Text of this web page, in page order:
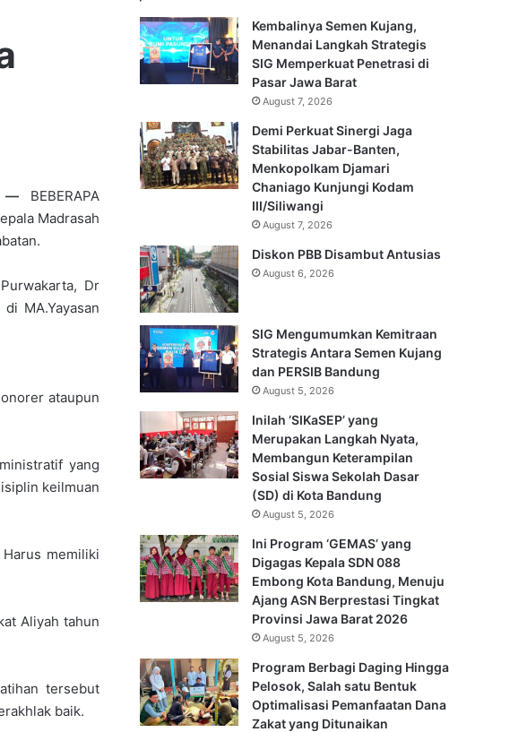
—BEBERAPA
Madrasah
Dr
MA.Yayasan
ataupun
yang
keilmuan
memiliki
Aliyah tahun
tersebut
baik.
Kembalinya Semen Kujang,
Menandai Langkah Strategis
SIG Memperkuat Penetrasi di
Pasar Jawa Barat
August 7, 2026
Demi Perkuat Sinergi Jaga
Stabilitas Jabar-Banten,
Menkopolkam Djamari
Chaniago Kunjungi Kodam
III/Siliwangi
August 7, 2026
Diskon PBB Disambut Antusias
August 6, 2026
SIG Mengumumkan Kemitraan
Strategis Antara Semen Kujang
dan PERSIB Bandung
August 5, 2026
Inilah ‘SIKaSEP’ yang
Merupakan Langkah Nyata,
Membangun Keterampilan
Sosial Siswa Sekolah Dasar
(SD) di Kota Bandung
August 5, 2026
Ini Program ‘GEMAS’ yang
Digagas Kepala SDN 088
Embong Kota Bandung, Menuju
Ajang ASN Berprestasi Tingkat
Provinsi Jawa Barat 2026
August 5, 2026
Program Berbagi Daging Hingga
Pelosok, Salah satu Bentuk
Optimalisasi Pemanfaatan Dana
Zakat yang Ditunaikan